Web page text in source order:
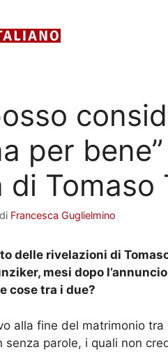
per
di Tomaso
di Francesca Guglielmino
delle rivelazioni di
mesi dopo
cose tra i due?
alla fine del matrimonio tra
senza parole, i quali non